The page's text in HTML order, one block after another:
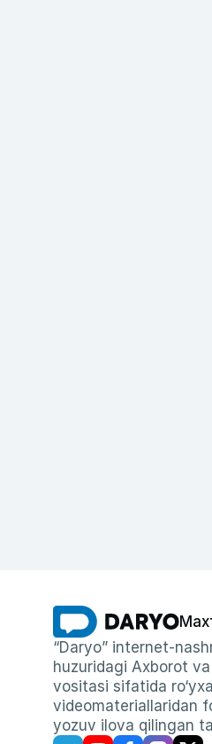
“Daryo” internet-
huzuridagi Axborot
vositasi sifatida
videomateriallaridan
yozuv ilova qilingan